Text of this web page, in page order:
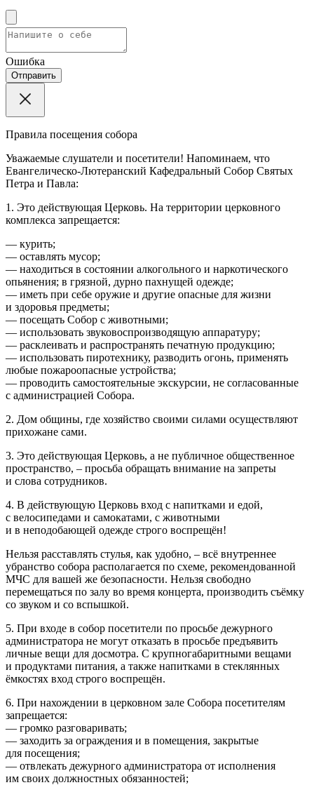
Ошибка
Отправить
Правила посещения собора
Уважаемые слушатели и посетители! Напоминаем, что
Евангелическо-Лютеранский Кафедральный Собор Святых
Петра и Павла:
1. Это действующая Церковь. На территории церковного
комплекса запрещается:
— курить;
— оставлять мусор;
— находиться в состоянии алкогольного и наркотического
опьянения; в грязной, дурно пахнущей одежде;
— иметь при себе оружие и другие опасные для жизни
и здоровья предметы;
— посещать Собор с животными;
— использовать звуковоспроизводящую аппаратуру;
— расклеивать и распространять печатную продукцию;
— использовать пиротехнику, разводить огонь, применять
любые пожароопасные устройства;
— проводить самостоятельные экскурсии, не согласованные
с администрацией Собора.
2. Дом общины, где хозяйство своими силами осуществляют
прихожане сами.
3. Это действующая Церковь, а не публичное общественное
пространство, – просьба обращать внимание на запреты
и слова сотрудников.
4. В действующую Церковь вход с напитками и едой,
с велосипедами и самокатами, с животными
и в неподобающей одежде строго воспрещён!
Нельзя расставлять стулья, как удобно, – всё внутреннее
убранство собора располагается по схеме, рекомендованной
МЧС для вашей же безопасности. Нельзя свободно
перемещаться по залу во время концерта, производить съёмку
со звуком и со вспышкой.
5. При входе в собор посетители по просьбе дежурного
администратора не могут отказать в просьбе предъявить
личные вещи для досмотра. С крупногабаритными вещами
и продуктами питания, а также напитками в стеклянных
ёмкостях вход строго воспрещён.
6. При нахождении в церковном зале Собора посетителям
запрещается:
— громко разговаривать;
— заходить за ограждения и в помещения, закрытые
для посещения;
— отвлекать дежурного администратора от исполнения
им своих должностных обязанностей;